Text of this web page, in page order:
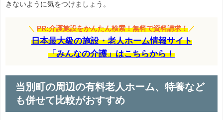
きないように気をつけましょう。
＼ PR:介護施設をかんたん検索！無料で資料請求！ ／
日本最大級の施設・老人ホーム情報サイト
「みんなの介護」はこちらから！
当別町の周辺の有料老人ホーム、特養など
も併せて比較がおすすめ